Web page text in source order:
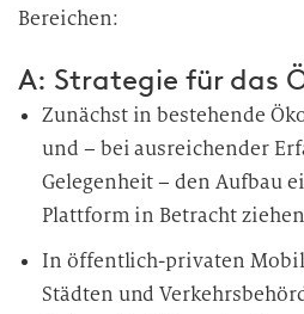
Bereichen:
A: Strategie für das
Zunächst in bestehende
und – bei ausreichender
Gelegenheit – den Aufbau
Plattform in Betracht
In öffentlich-privaten
Städten und